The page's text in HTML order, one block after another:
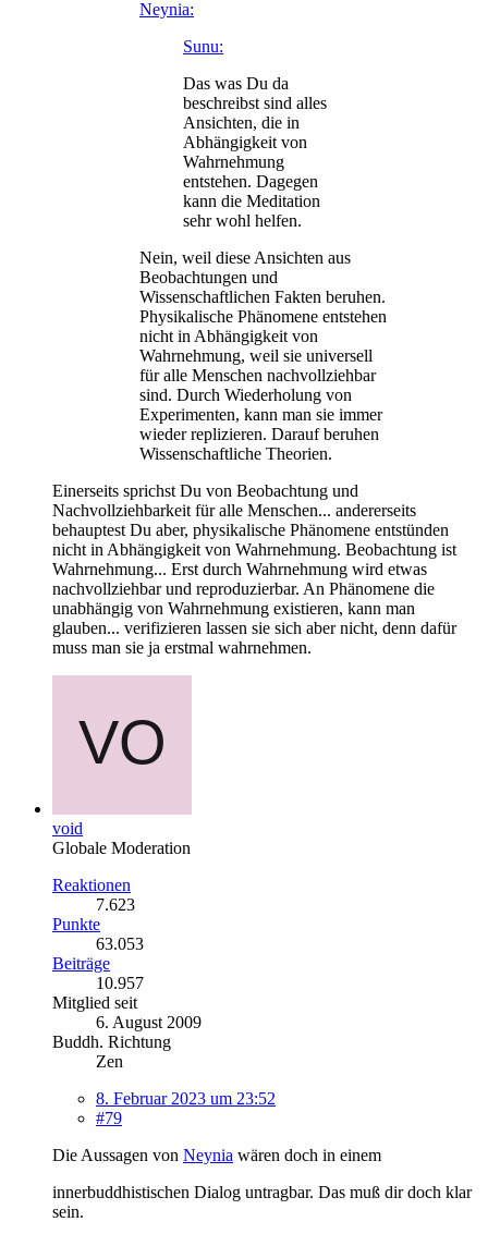
Neynia:
Sunu:
Das was Du da
beschreibst sind alles
Ansichten, die in
Abhängigkeit von
Wahrnehmung
entstehen. Dagegen
kann die Meditation
sehr wohl helfen.
Nein, weil diese Ansichten aus
Beobachtungen und
Wissenschaftlichen Fakten beruhen.
Physikalische Phänomene entstehen
nicht in Abhängigkeit von
Wahrnehmung, weil sie universell
für alle Menschen nachvollziehbar
sind. Durch Wiederholung von
Experimenten, kann man sie immer
wieder replizieren. Darauf beruhen
Wissenschaftliche Theorien.
Einerseits sprichst Du von Beobachtung und
Nachvollziehbarkeit für alle Menschen... andererseits
behauptest Du aber, physikalische Phänomene entstünden
nicht in Abhängigkeit von Wahrnehmung. Beobachtung ist
Wahrnehmung... Erst durch Wahrnehmung wird etwas
nachvollziehbar und reproduzierbar. An Phänomene die
unabhängig von Wahrnehmung existieren, kann man
glauben... verifizieren lassen sie sich aber nicht, denn dafür
muss man sie ja erstmal wahrnehmen.
void
Globale Moderation
Reaktionen
7.623
Punkte
63.053
Beiträge
10.957
Mitglied seit
6. August 2009
Buddh. Richtung
Zen
8. Februar 2023 um 23:52
#79
Die Aussagen von Neynia wären doch in einem
innerbuddhistischen Dialog untragbar. Das muß dir doch klar
sein.